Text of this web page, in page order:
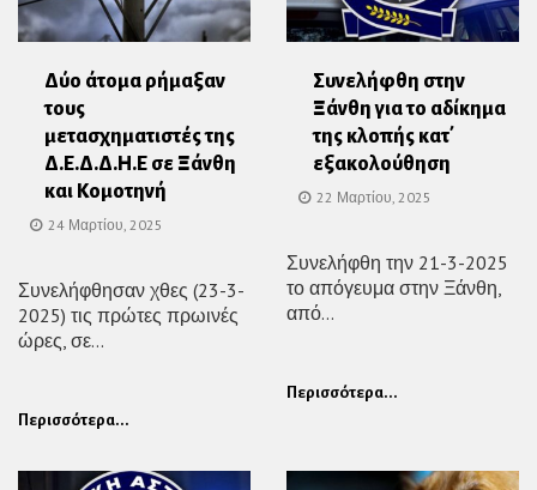
Δύο άτομα ρήμαξαν
τους
μετασχηματιστές της
Δ.Ε.Δ.Δ.Η.Ε σε Ξάνθη
και Κομοτηνή
24 Μαρτίου, 2025
Συνελήφθησαν χθες (23-3-
2025) τις πρώτες πρωινές
ώρες, σε...
Περισσότερα...
Συνελήφθη στην
Ξάνθη για το αδίκημα
της κλοπής κατ΄
εξακολούθηση
22 Μαρτίου, 2025
Συνελήφθη την 21-3-2025
το απόγευμα στην Ξάνθη,
από...
Περισσότερα...